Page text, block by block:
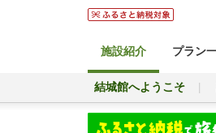
施設紹介 プラン
結城館へようこそ